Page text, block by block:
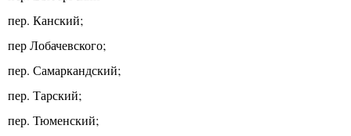
пер. Канский;
пер Лобачевского;
пер. Самаркандский;
пер. Тарский;
пер. Тюменский;